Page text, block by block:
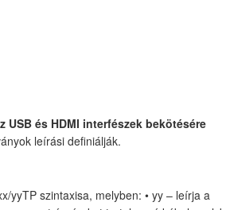
és HDMI interfészek bekötésére
leírási definiálják.
yyTP szintaxisa, melyben: • yy – leírja a